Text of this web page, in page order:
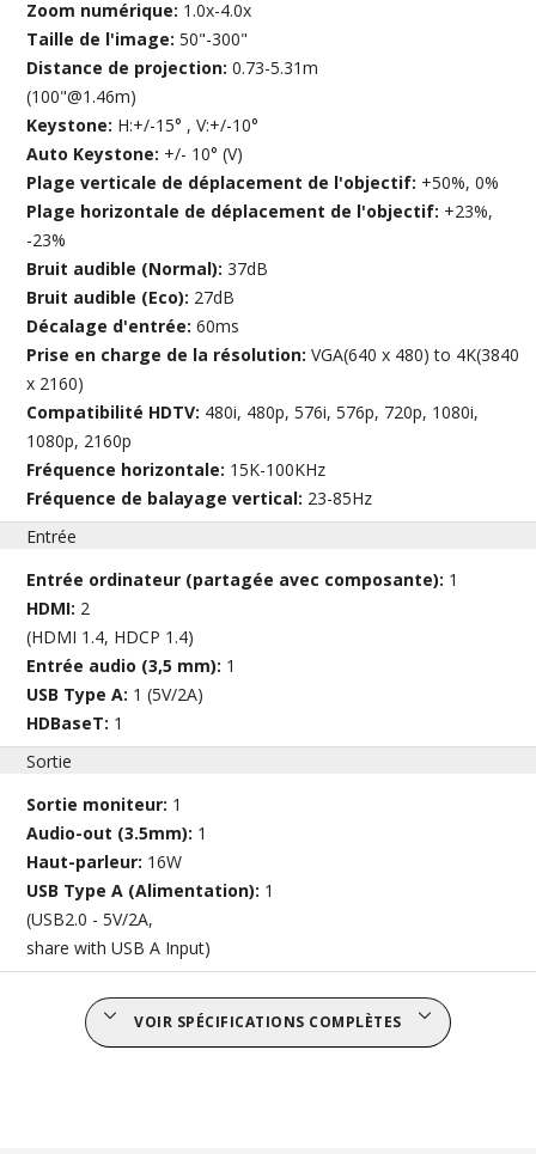
Zoom numérique: 1.0x-4.0x
Taille de l'image:50"-300"
Distance de projection:0.73-5.31m
(100"@1.46m)
Keystone: H:+/-15° , V:+/-10°
Auto Keystone: +/- 10° (V)
Plage verticale de déplacement de l'objectif: +50%, 0%
Plage horizontale de déplacement de l'objectif: +23%,
-23%
Bruit audible (Normal):37dB
Bruit audible (Eco): 27dB
Décalage d'entrée:60ms
Prise en charge de la résolution:VGA(640 x 480) to 4K(3840
x 2160)
Compatibilité HDTV: 480i, 480p, 576i, 576p, 720p, 1080i,
1080p, 2160p
Fréquence horizontale: 15K-100KHz
Fréquence de balayage vertical: 23-85Hz
Entrée
Entrée ordinateur (partagée avec composante): 1
HDMI: 2
(HDMI 1.4, HDCP 1.4)
Entrée audio (3,5 mm): 1
USB Type A: 1 (5V/2A)
HDBaseT: 1
Sortie
Sortie moniteur: 1
Audio-out (3.5mm): 1
Haut-parleur: 16W
USB Type A (Alimentation): 1
(USB2.0 - 5V/2A,
share with USB A Input)
VOIR SPÉCIFICATIONS COMPLÈTES